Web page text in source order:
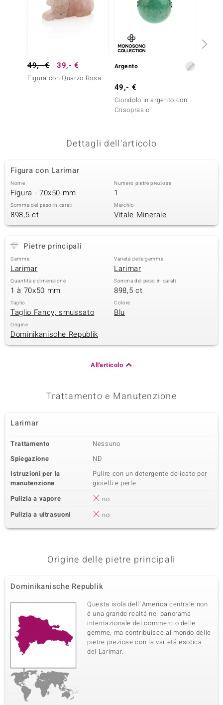
49,- € 39,- €
Figura con Quarzo Rosa
Argento
49,- €
Ciondolo in argento con
Crisoprasio
Dettagli dell'articolo
Figura con Larimar
Nome
Figura - 70x50 mm
Numero pietre preziose
1
Somma del peso in carati
898,5 ct
Marchio
Vitale Minerale
Pietre principali
Gemme
Larimar
Varietà delle gemme
Larimar
Quantità e dimensione
1 à 70x50 mm
Somma del peso in carati
898,5 ct
Taglio
Taglio Fancy, smussato
Colore
Blu
Origine
Dominikanische Republik
All'articolo
Trattamento e Manutenzione
Larimar
Trattamento
Nessuno
Spiegazione
ND
Istruzioni per la
manutenzione
Pulire con un detergente delicato per
gioielli e perle
Pulizia a vapore
no
Pulizia a ultrasuoni
no
Origine delle pietre principali
Dominikanische Republik
Questa isola dell´America centrale non
é una grande realtá nel panorama
internazionale del commercio delle
gemme, ma contribuisce al mondo delle
pietre preziose con la varietá esotica
del Larimar.